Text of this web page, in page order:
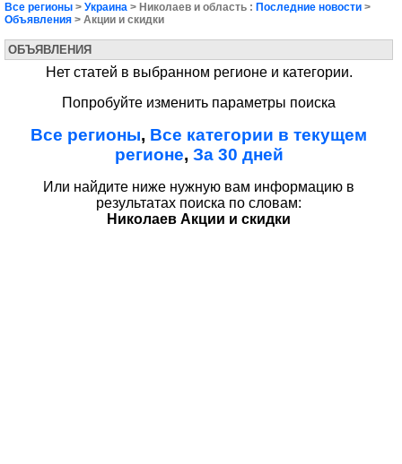
Все регионы > Украина > Николаев и область : Последние новости >
Объявления > Акции и скидки
ОБЪЯВЛЕНИЯ
Нет статей в выбранном регионе и категории.
Попробуйте изменить параметры поиска
Все регионы, Все категории в текущем
регионе, За 30 дней
Или найдите ниже нужную вам информацию в
результатах поиска по словам:
Николаев Акции и скидки